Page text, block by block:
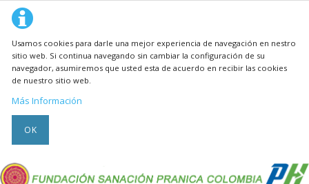
Usamos cookies para darle una mejor experiencia de navegación en nestro
sitio web. Si continua navegando sin cambiar la configuración de su
navegador, asumiremos que usted esta de acuerdo en recibir las cookies
de nuestro sitio web.
Más Información
OK